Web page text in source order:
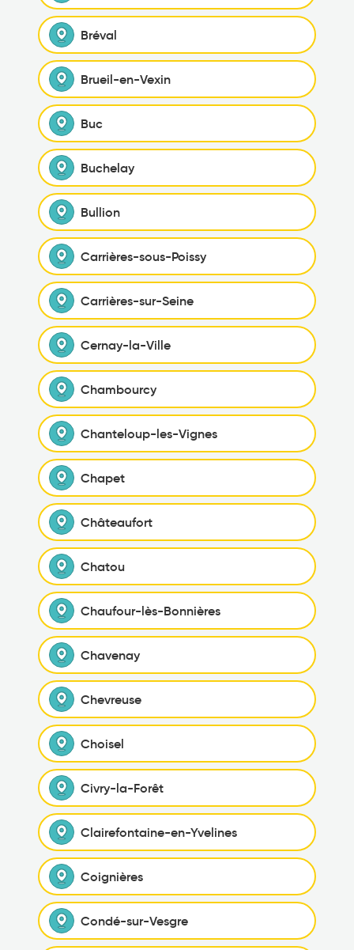
Bréval
Brueil-en-Vexin
Buc
Buchelay
Bullion
Carrières-sous-Poissy
Carrières-sur-Seine
Cernay-la-Ville
Chambourcy
Chanteloup-les-Vignes
Chapet
Châteaufort
Chatou
Chaufour-lès-Bonnières
Chavenay
Chevreuse
Choisel
Civry-la-Forêt
Clairefontaine-en-Yvelines
Coignières
Condé-sur-Vesgre